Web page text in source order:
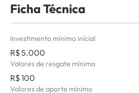
Selecione o período
Não há histórico de
Ficha Técnica
Investimento mínimo inícial
R$ 5.000
Valores de resgate mínimo
R$ 100
Valores de aporte mínimo